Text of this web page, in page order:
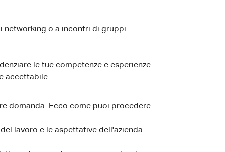
networking o a incontri di gruppi
le tue competenze e esperienze
accettabile.
domanda. Ecco come puoi procedere:
lavoro e le aspettative dell'azienda.